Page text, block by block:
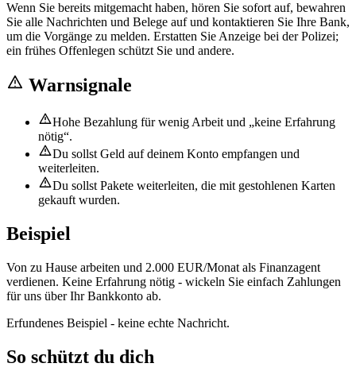
Wenn Sie bereits mitgemacht haben, hören Sie sofort auf, bewahren
Sie alle Nachrichten und Belege auf und kontaktieren Sie Ihre Bank,
um die Vorgänge zu melden. Erstatten Sie Anzeige bei der Polizei;
ein frühes Offenlegen schützt Sie und andere.
Warnsignale
Hohe Bezahlung für wenig Arbeit und „keine Erfahrung
nötig“.
Du sollst Geld auf deinem Konto empfangen und
weiterleiten.
Du sollst Pakete weiterleiten, die mit gestohlenen Karten
gekauft wurden.
Beispiel
Von zu Hause arbeiten und 2.000 EUR/Monat als Finanzagent
verdienen. Keine Erfahrung nötig - wickeln Sie einfach Zahlungen
für uns über Ihr Bankkonto ab.
Erfundenes Beispiel - keine echte Nachricht.
So schützt du dich